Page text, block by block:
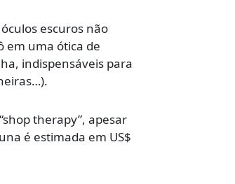
escuros não
em uma ótica de
indispensáveis para
therapy”, apesar
é estimada em US$